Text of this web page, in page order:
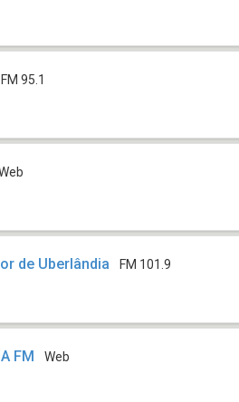
FM 95.1
de Uberlândia FM 101.9
FM Web